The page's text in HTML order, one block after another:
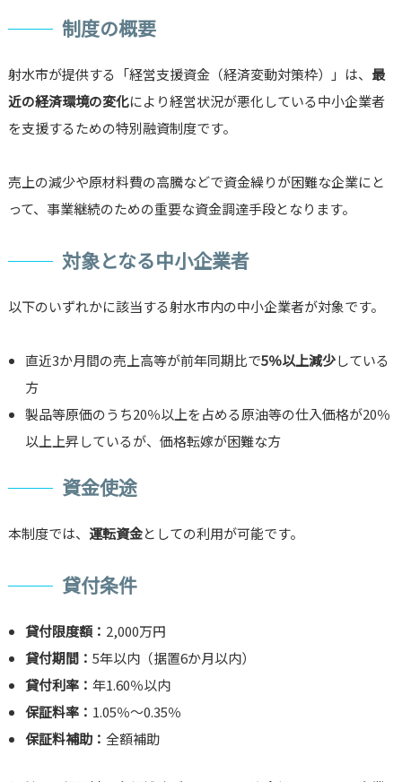
制度の概要
射水市が提供する「経営支援資金（経済変動対策枠）」は、 最
近の経済環境の変化により経営状況が悪化している中小企業者
を支援するための特別融資制度です。
売上の減少や原材料費の高騰などで資金繰りが困難な企業にと
って、事業継続のための重要な資金調達手段となります。
対象となる中小企業者
以下のいずれかに該当する射水市内の中小企業者が対象です。
直近3か月間の売上高等が前年同期比で5％以上減少している
方
製品等原価のうち20％以上を占める原油等の仕入価格が20％
以上上昇しているが、価格転嫁が困難な方
資金使途
本制度では、 運転資金としての利用が可能です。
貸付条件
貸付限度額： 2,000万円
貸付期間：5年以内（据置6か月以内）
貸付利率：年1.60％以内
保証料率： 1.05％〜0.35％
保証料補助：全額補助